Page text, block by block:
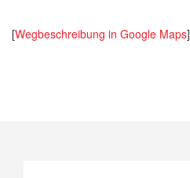
[Wegbeschreibung in Google Maps]